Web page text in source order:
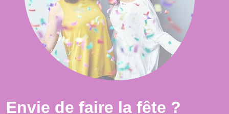
Envie de faire la fête ?